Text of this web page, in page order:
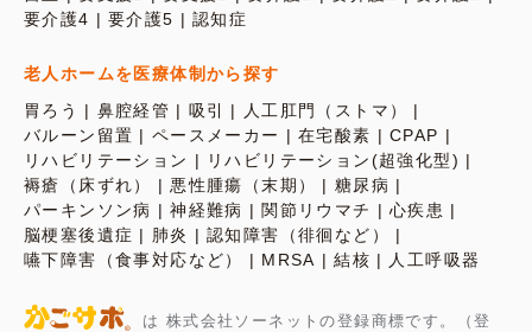
要介護4
要介護5 認知症
老人ホームを医療体制から探す
胃ろう
鼻腔経管 吸引
人工肛門（ストマ）
バルーン留置
ペースメーカー 在宅酸素
CPAP
リハビリテーション
リハビリテーション(超強化型)
褥瘡（床ずれ）
悪性腫瘍（末期）
糖尿病
パーキンソン病
神経難病 関節リウマチ
心疾患
脳梗塞後遺症
肺炎
認知障害（徘徊など）
嚥下障害（食事対応など）
MRSA 結核 人工呼吸器
は 株式会社ソーネットの登録商標です。（登